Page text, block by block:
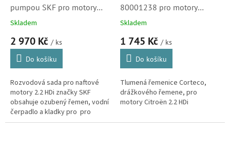
pumpou SKF pro motory
Citroen 2.2 HDi
Skladem
2 970 Kč / ks
Do košíku
Rozvodová sada pro naftové
motory 2.2 HDi značky SKF
obsahuje ozubený řemen, vodní
čerpadlo a kladky pro pro
kompletní výměnu rozvodového
80001238 pro motory
Citroen 2.2HDi (0515V3)
Skladem
1 745 Kč / ks
Do košíku
Tlumená řemenice Corteco,
drážkového řemene, pro
motory Citroën 2.2 HDi